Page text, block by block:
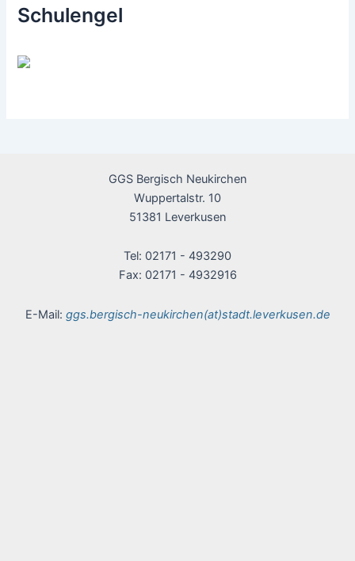
Schulengel
GGS Bergisch Neukirchen
Wuppertalstr. 10
51381 Leverkusen
Tel: 02171 - 493290
Fax: 02171 - 4932916
E-Mail: ggs.bergisch-neukirchen(at)stadt.leverkusen.de